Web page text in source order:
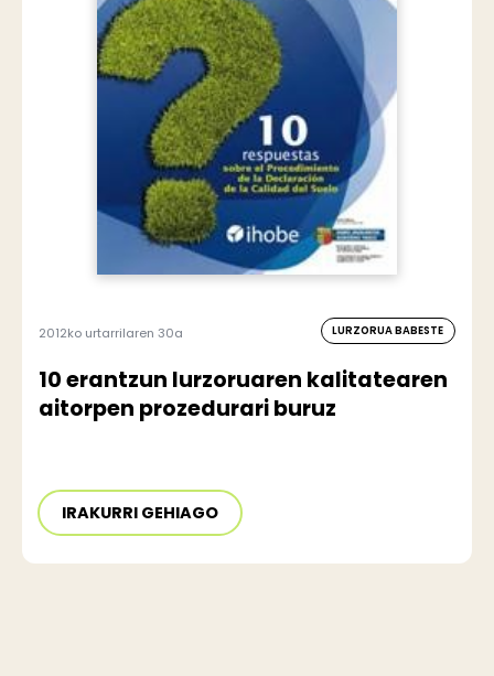
2012ko urtarrilaren 30a LURZORUA BABESTE
10 erantzun lurzoruaren kalitatearen
aitorpen prozedurari buruz
IRAKURRI GEHIAGO